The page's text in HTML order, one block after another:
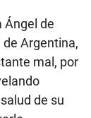
Ángel de
Argentina,
mal, por
de su